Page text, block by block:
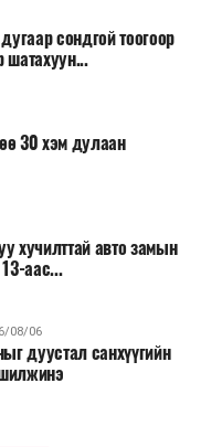
сондгой тоогоор
шатахуун...
30 хэм дулаан
хучилттай авто замын
аас...
08/06
дуустал санхүүгийн